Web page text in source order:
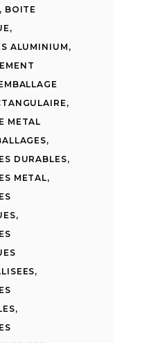
, BOITE
,
ALUMINIUM ,
,
METAL
,
DURABLES,
METAL,
,
,
,